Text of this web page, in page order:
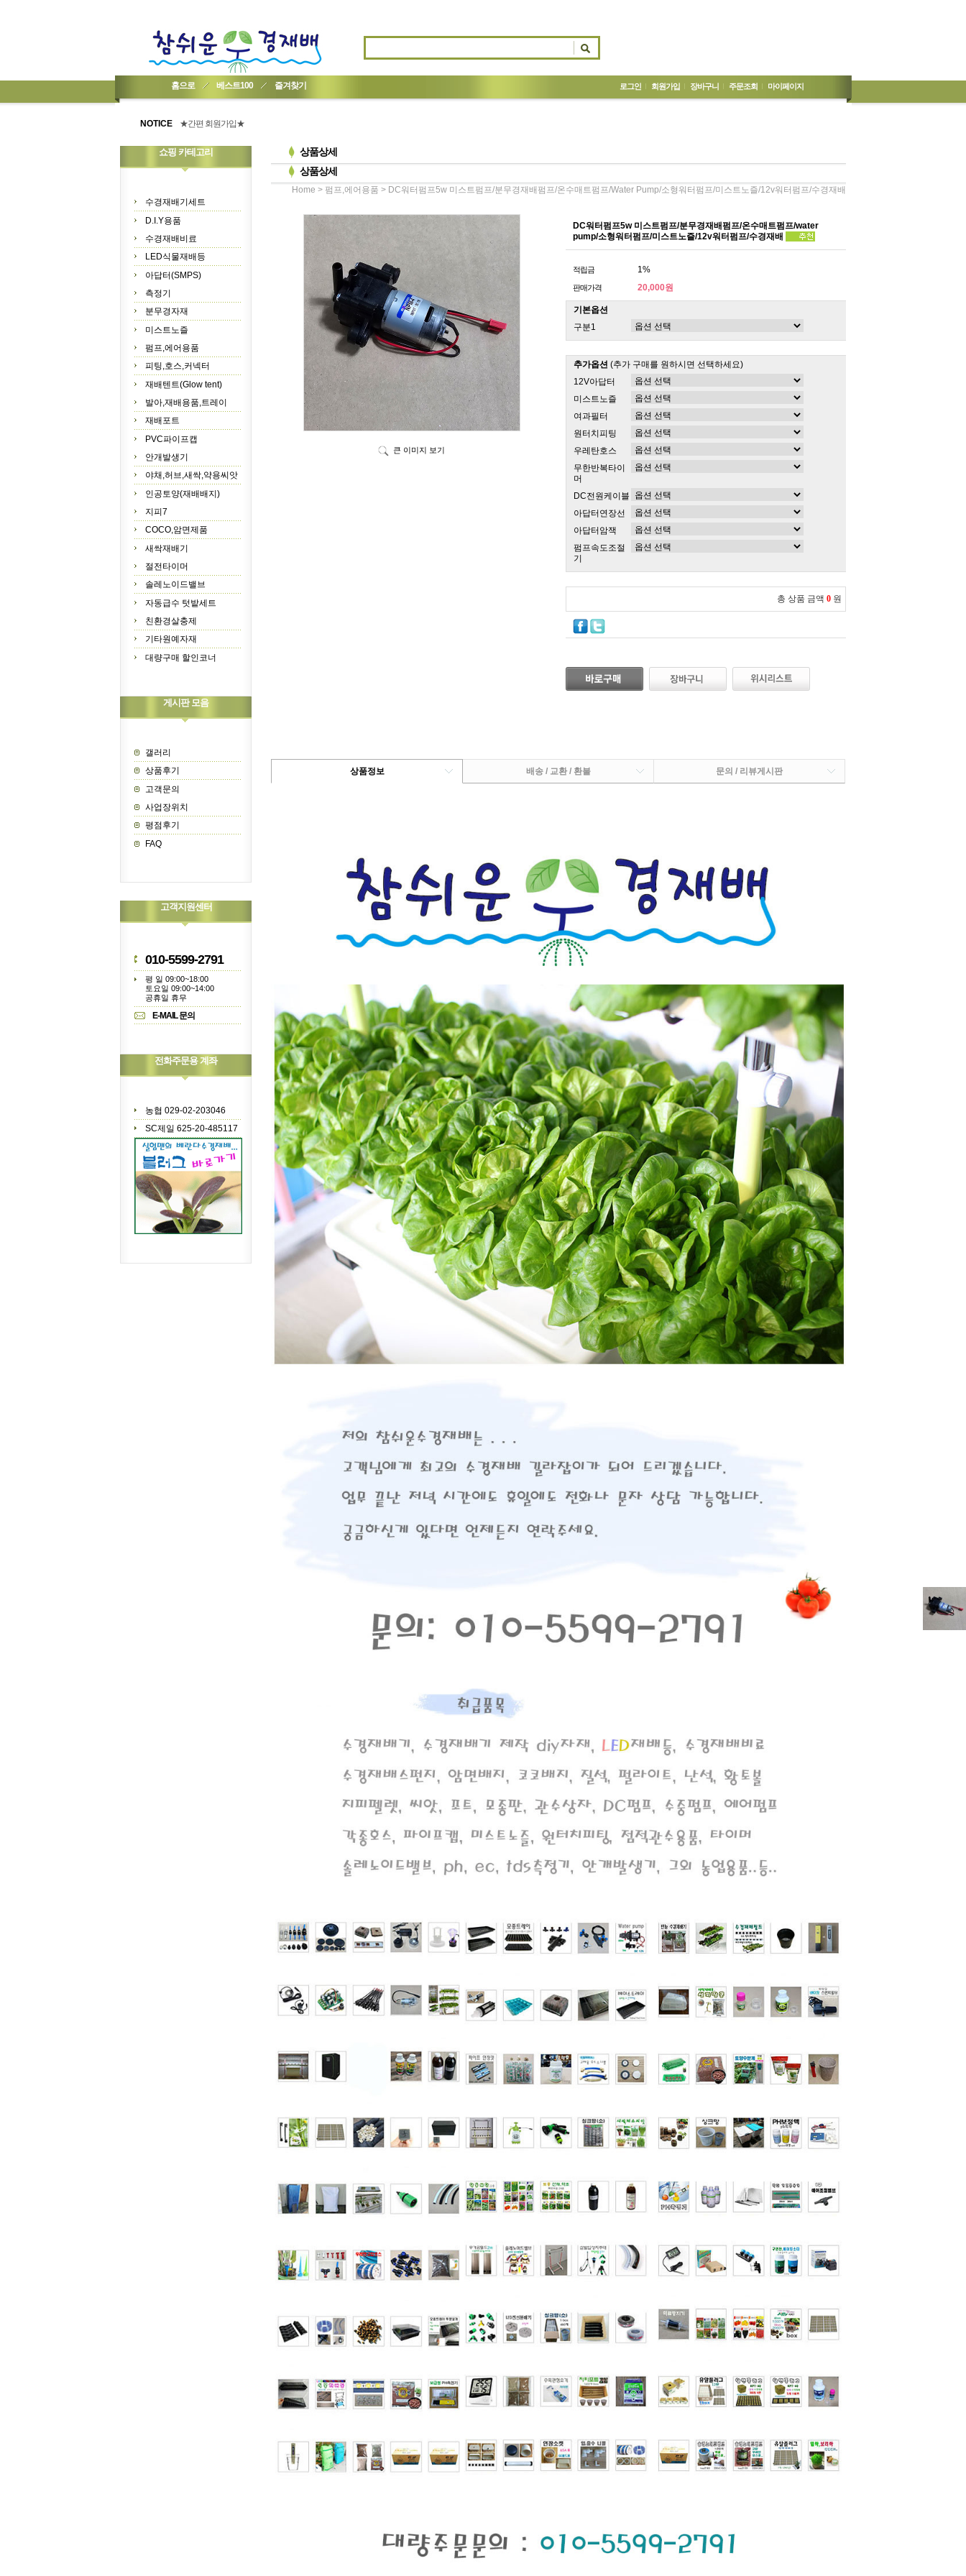
홈으로 베스트100 즐겨찾기 로그인 회원가입 장바구니 주문조회 마이페이지
NOTICE
★기업회원가입 방법..
★간편 회원가입★
쇼핑 카테고리
수경재배기세트
D.I.Y용품
수경재배비료
LED식물재배등
아답터(SMPS)
측정기
분무경자재
미스트노즐
펌프,에어용품
피팅,호스,커넥터
재배텐트(Glow tent)
발아,재배용품,트레이
재배포트
PVC파이프캡
안개발생기
야채,허브,새싹,약용씨앗
인공토양(재배배지)
지피7
COCO,암면제품
새싹재배기
절전타이머
솔레노이드밸브
자동급수 텃밭세트
친환경살충제
기타원예자재
대량구매 할인코너
게시판 모음
갤러리
상품후기
고객문의
사업장위치
평점후기
FAQ
고객지원센터
010-5599-2791
평 일 09:00~18:00
토요일 09:00~14:00
공휴일 휴무
E-MAIL 문의
전화주문용 계좌
농협 029-02-203046
SC제일 625-20-485117
상품상세
상품상세
Home > 펌프,에어용품 > DC워터펌프5w 미스트펌프/분무경재배펌프/온수매트펌프/water Pump/소형워터펌프/미스트노즐/12v워터펌프/수경재배
큰 이미지 보기
DC워터펌프5w 미스트펌프/분무경재배펌프/온수매트펌프/water
pump/소형워터펌프/미스트노즐/12v워터펌프/수경재배
적립금 1%
판매가격 20,000원
기본옵션
구분1
추가옵션 (추가 구매를 원하시면 선택하세요)
12V아답터
미스트노즐
여과필터
원터치피팅
우레탄호스
무한반복타이
머
DC전원케이블
아답터연장선
아답터암잭
펌프속도조절
기
총 상품 금액 0 원
상품정보 배송 / 교환 / 환불 문의 / 리뷰게시판